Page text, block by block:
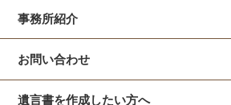
事務所紹介
お問い合わせ
遺言書を作成したい方へ